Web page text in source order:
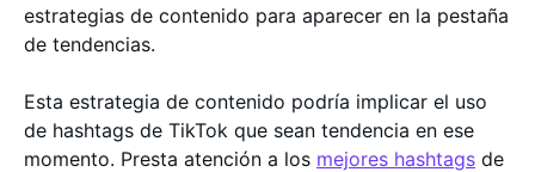
estrategias de contenido para aparecer en la pestaña
de tendencias.
Esta estrategia de contenido podría implicar el uso
de hashtags de TikTok que sean tendencia en ese
momento. Presta atención a los mejores hashtags de